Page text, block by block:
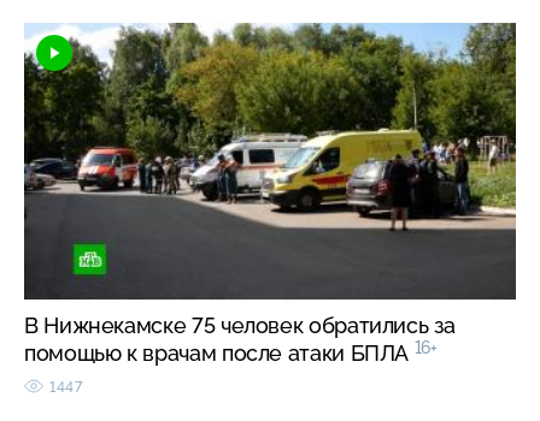
В Нижнекамске 75 человек обратились за
помощью к врачам после атаки БПЛА 16+
1447